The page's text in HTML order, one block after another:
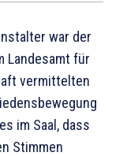
war der
Landesamt für
vermittelten
im Saal, dass
Stimmen